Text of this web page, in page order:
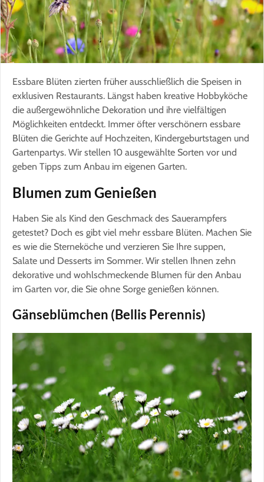
Essbare Blüten zierten früher ausschließlich die Speisen in
exklusiven Restaurants. Längst haben kreative Hobbyköche
die außergewöhnliche Dekoration und ihre vielfältigen
Möglichkeiten entdeckt. Immer öfter verschönern essbare
Blüten die Gerichte auf Hochzeiten, Kindergeburtstagen und
Gartenpartys. Wir stellen 10 ausgewählte Sorten vor und
geben Tipps zum Anbau im eigenen Garten.
Blumen zum Genießen
Haben Sie als Kind den Geschmack des Sauerampfers
getestet? Doch es gibt viel mehr essbare Blüten. Machen Sie
es wie die Sterneköche und verzieren Sie Ihre suppen,
Salate und Desserts im Sommer. Wir stellen Ihnen zehn
dekorative und wohlschmeckende Blumen für den Anbau
im Garten vor, die Sie ohne Sorge genießen können.
Gänseblümchen (Bellis Perennis)